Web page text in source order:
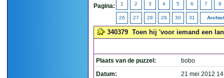
Pagina: 1 2 3 4 5 6 7 8
26 27 28 29 30 31
340379 Toen hij 'voor iemand een
Plaats van de puzzel:
bobo
Datum:
21 mei 2012